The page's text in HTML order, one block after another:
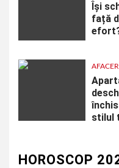
Își
față
stilul
HOROSCOP